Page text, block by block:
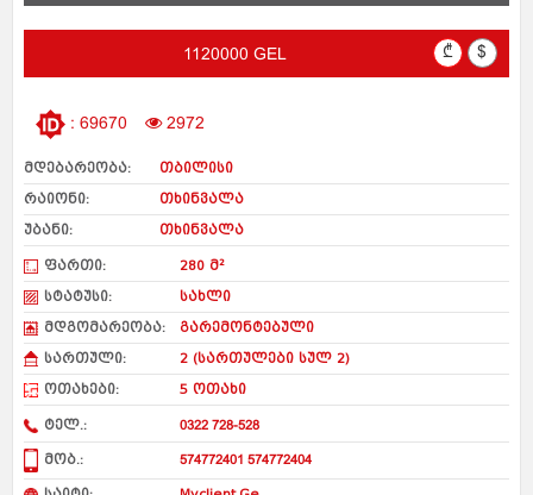
1120000 GEL ₾ $
: 69670 2972
მდებარეობა:
თბილისი
რაიონი:
თხინვალა
უბანი:
თხინვალა
ფართი:
280 მ²
სტატუსი:
სახლი
მდგომარეობა:
გარემონტებული
სართული:
2 (სართულები სულ 2)
ოთახები:
5 ოთახი
ტელ.: 0322 728-528
მობ.: 574772401 574772404